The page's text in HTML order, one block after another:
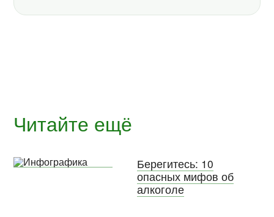
Читайте ещё
Берегитесь: 10
опасных мифов об
алкоголе